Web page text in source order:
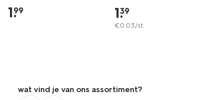
1.
99 1.
39
€0.03/st.
wat vind je van ons assortiment?